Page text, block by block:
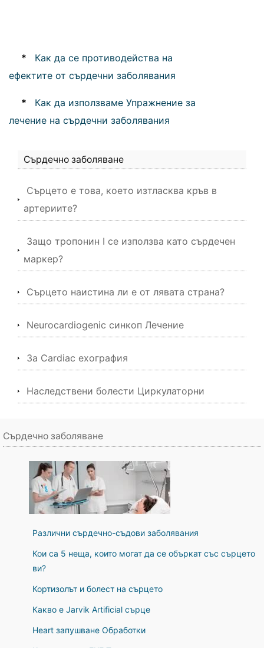
*
Как да се противодейства на
ефектите от сърдечни заболявания
*
Как да използваме Упражнение за
лечение на сърдечни заболявания
Сърдечно заболяване
Сърцето е това, което изтласква кръв в
артериите?
Защо тропонин I се използва като сърдечен
маркер?
Сърцето наистина ли е от лявата страна?
Neurocardiogenic синкоп Лечение
За Cardiac ехография
Наследствени болести Циркулаторни
Сърдечно заболяване
Различни сърдечно-съдови заболявания
Кои са 5 неща, които могат да се объркат със сърцето
ви?
Кортизолът и болест на сърцето
Какво е Jarvik Artificial сърце
Heart запушване Обработки